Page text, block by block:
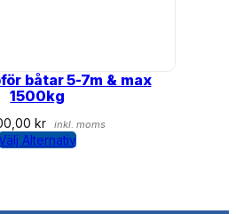
båtar 5-7m & max
1500kg
kr inkl. moms
Alternativ